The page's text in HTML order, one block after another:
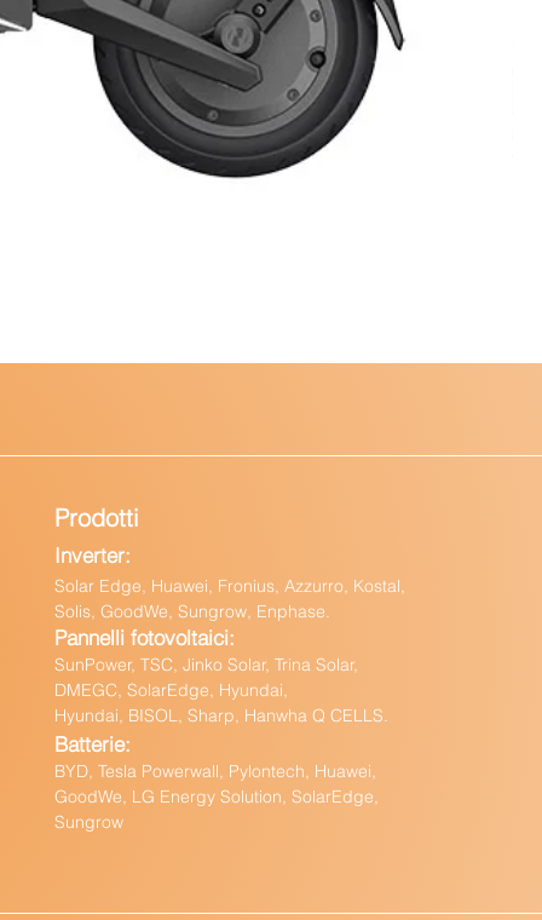
Prodotti
Inverter:
Solar Edge, Huawei, Fronius, Azzurro, Kostal,
Solis, GoodWe, Sungrow, Enphase.
Pannelli fotovoltaici:
SunPower, TSC, Jinko Solar, Trina Solar,
DMEGC, SolarEdge, Hyundai,
Hyundai, BISOL, Sharp, Hanwha Q CELLS.
Batterie:
BYD, Tesla Powerwall, Pylontech, Huawei,
GoodWe, LG Energy Solution, SolarEdge,
Sungrow